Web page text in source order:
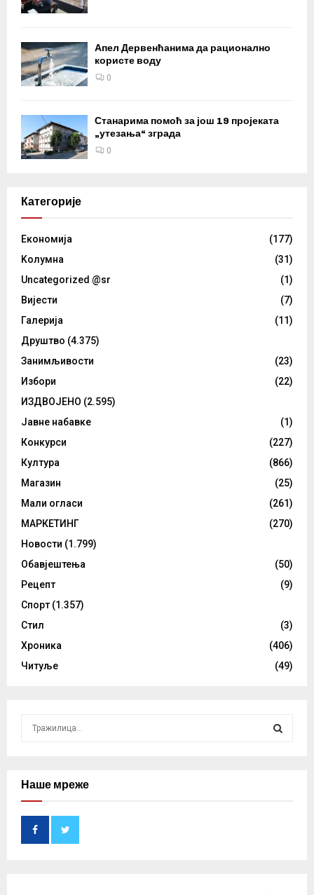
Апел Дервенћанима да рационално
користе воду
0
Станарима помоћ за још 19 пројеката
„утезања“ зграда
0
Категорије
Eкономија
(177)
Kолумнa
(31)
Uncategorized @sr
(1)
Вијести
(7)
Галерија
(11)
Друштво (4.375)
Занимљивости
(23)
Избори
(22)
ИЗДВОЈЕНО (2.595)
Јавне набавке
(1)
Конкурси
(227)
Култура
(866)
Магазин
(25)
Мали огласи
(261)
МАРКЕТИНГ
(270)
Новости (1.799)
Обавјештења
(50)
Рецепт
(9)
Спорт (1.357)
Стил
(3)
Хроника
(406)
Читуље
(49)
cНаше мреже